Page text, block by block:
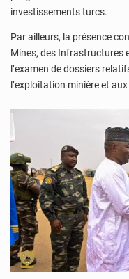
investissements turcs.
Par ailleurs, la présence
Mines, des Infrastructures
l’examen de dossiers
l’exploitation minière et